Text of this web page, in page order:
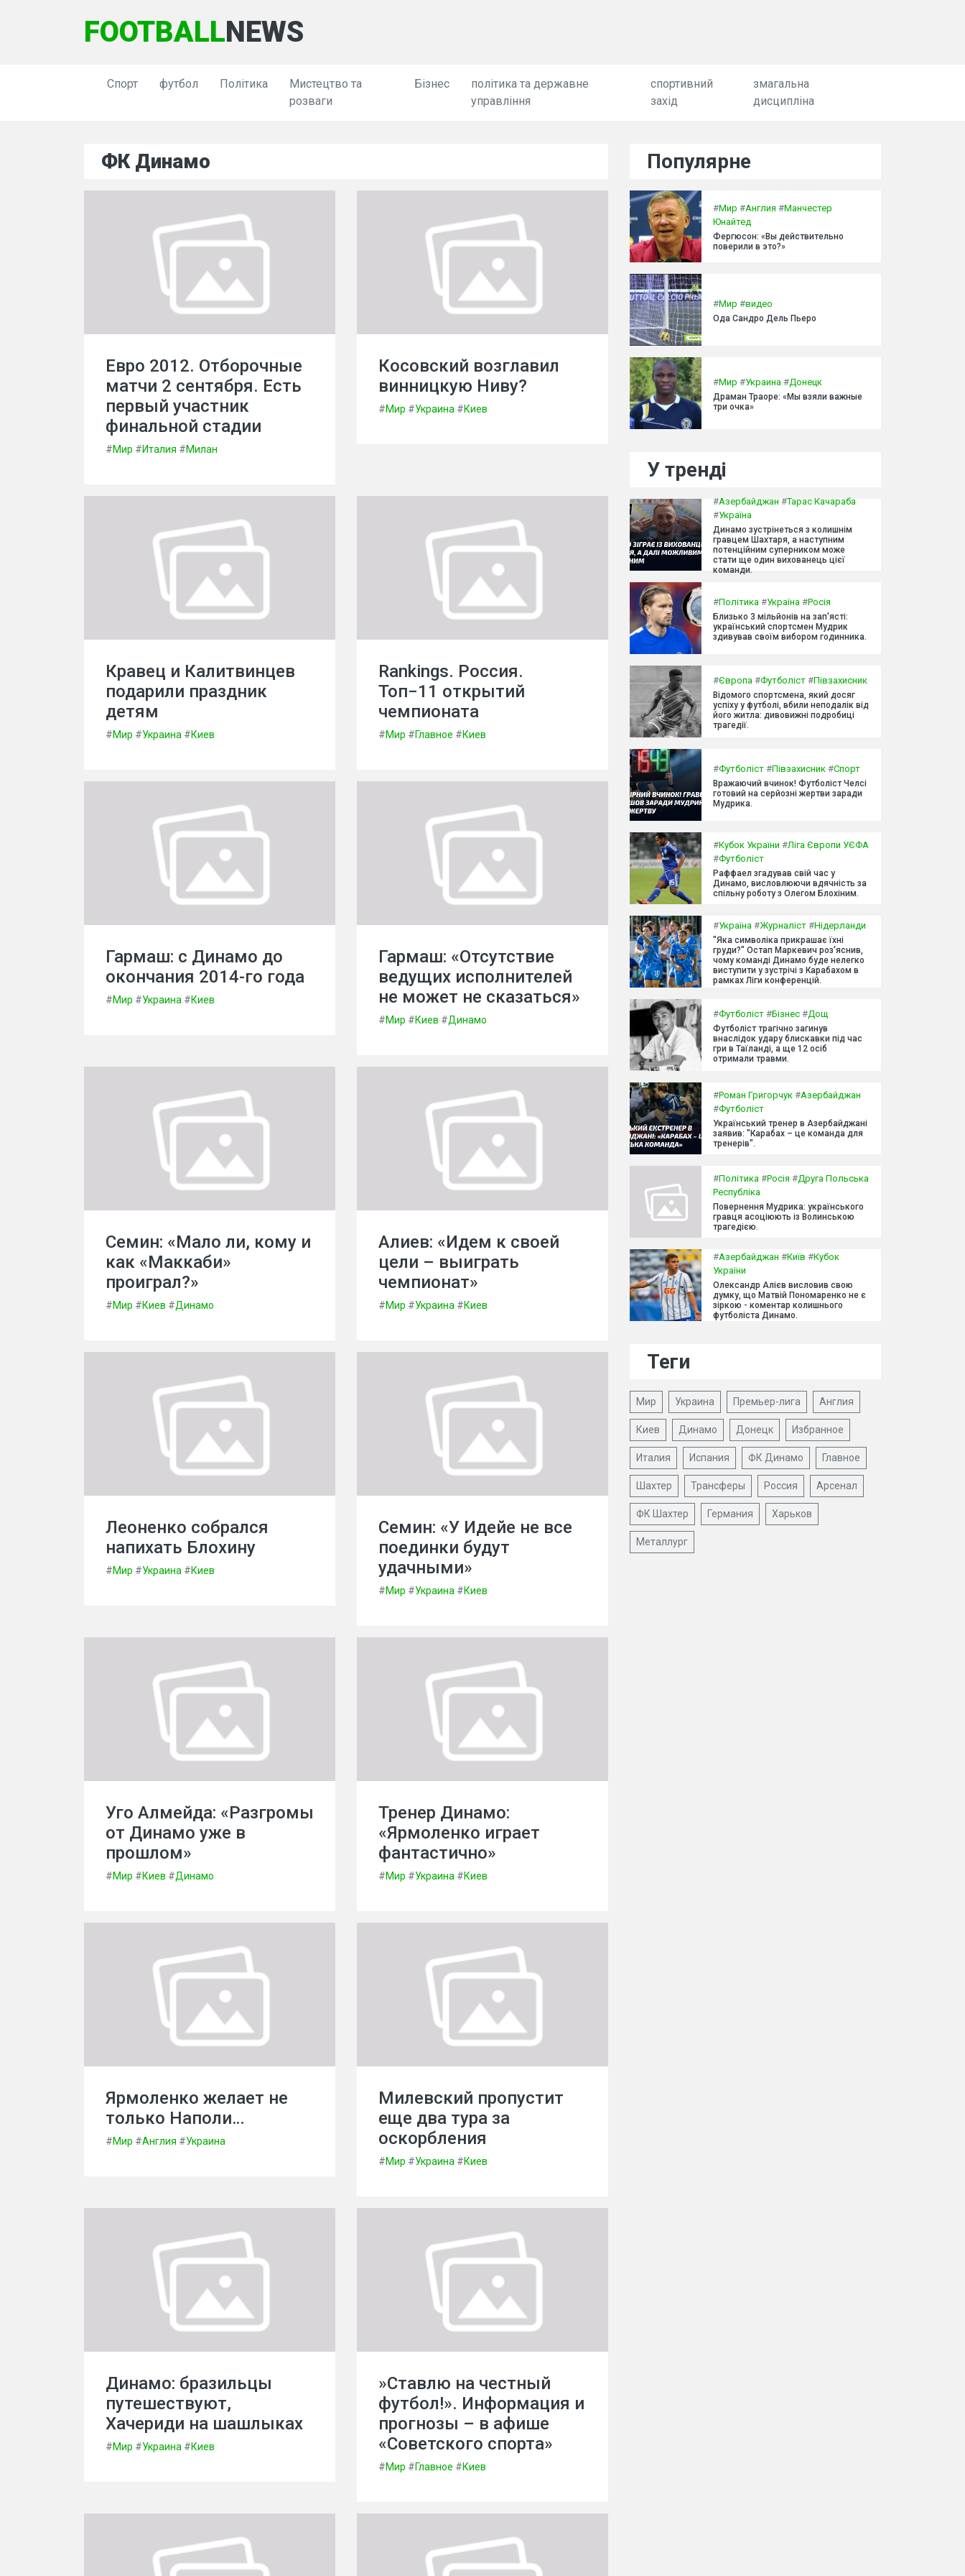
FOOTBALLNEWS
Спорт футбол Політика
Мистецтво та
розваги
Бізнес
політика та державне
управління
спортивний
захід
змагальна
дисципліна
ФК Динамо
Евро 2012. Отборочные
матчи 2 сентября. Есть
первый участник
финальной стадии
#Мир #Италия #Милан
Косовский возглавил
винницкую Ниву?
#Мир #Украина #Киев
Кравец и Калитвинцев
подарили праздник
детям
#Мир #Украина #Киев
Rankings. Россия.
Топ−11 открытий
чемпионата
#Мир #Главное #Киев
Гармаш: с Динамо до
окончания 2014-го года
#Мир #Украина #Киев
Гармаш: «Отсутствие
ведущих исполнителей
не может не сказаться»
#Мир #Киев #Динамо
Семин: «Мало ли, кому и
как «Маккаби»
проиграл?»
#Мир #Киев #Динамо
Алиев: «Идем к своей
цели – выиграть
чемпионат»
#Мир #Украина #Киев
Леоненко собрался
напихать Блохину
#Мир #Украина #Киев
Семин: «У Идейе не все
поединки будут
удачными»
#Мир #Украина #Киев
Уго Алмейда: «Разгромы
от Динамо уже в
прошлом»
#Мир #Киев #Динамо
Тренер Динамо:
«Ярмоленко играет
фантастично»
#Мир #Украина #Киев
Ярмоленко желает не
только Наполи…
#Мир #Англия #Украина
Милевский пропустит
еще два тура за
оскорбления
#Мир #Украина #Киев
Динамо: бразильцы
путешествуют,
Хачериди на шашлыках
#Мир #Украина #Киев
»Ставлю на честный
футбол!». Информация и
прогнозы – в афише
«Советского спорта»
#Мир #Главное #Киев
Популярне
#Мир #Англия #Манчестер
Юнайтед
Фергюсон: «Вы действительно
поверили в это?»
#Мир #видео
Ода Сандро Дель Пьеро
#Мир #Украина #Донецк
Драман Траоре: «Мы взяли важные
три очка»
У тренді
#Азербайджан #Тарас Качараба
#Україна
Динамо зустрінеться з колишнім
гравцем Шахтаря, а наступним
потенційним суперником може
стати ще один вихованець цієї
команди.
#Політика #Україна #Росія
Близько 3 мільйонів на зап'ясті:
український спортсмен Мудрик
здивував своїм вибором годинника.
#Європа #Футболіст #Півзахисник
Відомого спортсмена, який досяг
успіху у футболі, вбили неподалік від
його житла: дивовижні подробиці
трагедії.
#Футболіст #Півзахисник #Спорт
Вражаючий вчинок! Футболіст Челсі
готовий на серйозні жертви заради
Мудрика.
#Кубок України #Ліга Європи УЄФА
#Футболіст
Раффаел згадував свій час у
Динамо, висловлюючи вдячність за
спільну роботу з Олегом Блохіним.
#Україна #Журналіст #Нідерланди
"Яка символіка прикрашає їхні
груди?" Остап Маркевич роз'яснив,
чому команді Динамо буде нелегко
виступити у зустрічі з Карабахом в
рамках Ліги конференцій.
#Футболіст #Бізнес #Дощ
Футболіст трагічно загинув
внаслідок удару блискавки під час
гри в Таїланді, а ще 12 осіб
отримали травми.
#Роман Григорчук #Азербайджан
#Футболіст
Український тренер в Азербайджані
заявив: "Карабах – це команда для
тренерів".
#Політика #Росія #Друга Польська
Республіка
Повернення Мудрика: українського
гравця асоціюють із Волинською
трагедією.
#Азербайджан #Київ #Кубок
України
Олександр Алієв висловив свою
думку, що Матвій Пономаренко не є
зіркою - коментар колишнього
футболіста Динамо.
Теги
Мир Украина Премьер-лига Англия
Киев Динамо Донецк Избранное
Италия Испания ФК Динамо Главное
Шахтер Трансферы Россия Арсенал
ФК Шахтер Германия Харьков
Металлург